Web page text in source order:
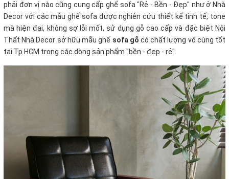
phải đơn vị nào cũng cung cấp ghế sofa "Rẻ - Bền - Đẹp" như ở Nhà
Decor với các mẫu ghế sofa được nghiên cứu thiết kế tinh tế, tone
mà hiện đại, không sợ lỗi mốt, sử dụng gỗ cao cấp và đặc biệt Nội
Thất Nhà Decor sở hữu mẫu ghế sofa gỗ có chất lượng vô cùng tốt
tại Tp HCM trong các dòng sản phẩm "bền - đẹp - rẻ".